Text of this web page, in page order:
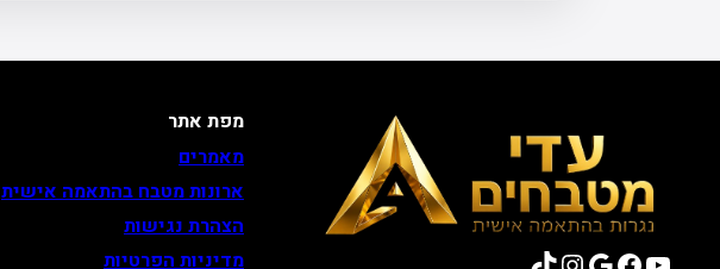
מפת אתר
מאמרים
ארונות מטבח בהתאמה אישית
הצהרת נגישות
מדיניות הפרטיות